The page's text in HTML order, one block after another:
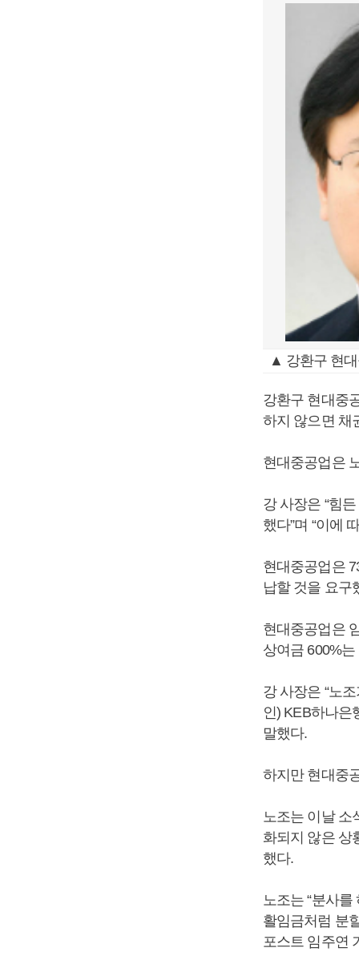
▲ 강환구 현
강환구 현대중
하지 않으면 채
현대중공업은
강 사장은 “힘
했다”며 “이에
현대중공업은
납할 것을 요구
현대중공업은
상여금 600%
강 사장은 “노
인) KEB하나은
말했다.
하지만 현대중
노조는 이날 소
화되지 않은 상
했다.
노조는 “분사
활임금처럼 분
포스트 임주연